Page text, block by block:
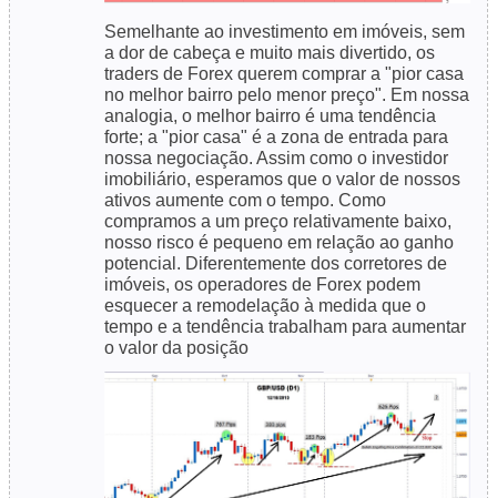
Semelhante ao investimento em imóveis, sem
a dor de cabeça e muito mais divertido, os
traders de Forex querem comprar a "pior casa
no melhor bairro pelo menor preço". Em nossa
analogia, o melhor bairro é uma tendência
forte; a "pior casa" é a zona de entrada para
nossa negociação. Assim como o investidor
imobiliário, esperamos que o valor de nossos
ativos aumente com o tempo. Como
compramos a um preço relativamente baixo,
nosso risco é pequeno em relação ao ganho
potencial. Diferentemente dos corretores de
imóveis, os operadores de Forex podem
esquecer a remodelação à medida que o
tempo e a tendência trabalham para aumentar
o valor da posição